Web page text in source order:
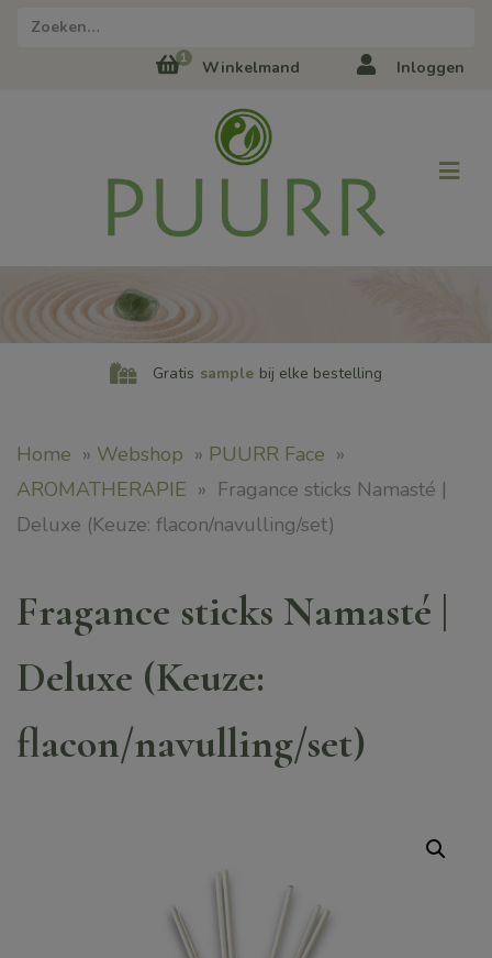
1 Winkelmand Inloggen
Gratis sample bij elke bestelling
Home » Webshop » PUURR Face »
AROMATHERAPIE » Fragance sticks Namasté |
Deluxe (Keuze: flacon/navulling/set)
Fragance sticks Namasté |
Deluxe (Keuze:
flacon/navulling/set)